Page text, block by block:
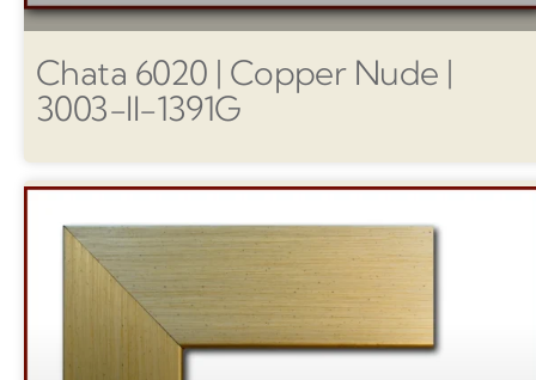
Chata 6020 | Copper Nude |
3003-II-1391G